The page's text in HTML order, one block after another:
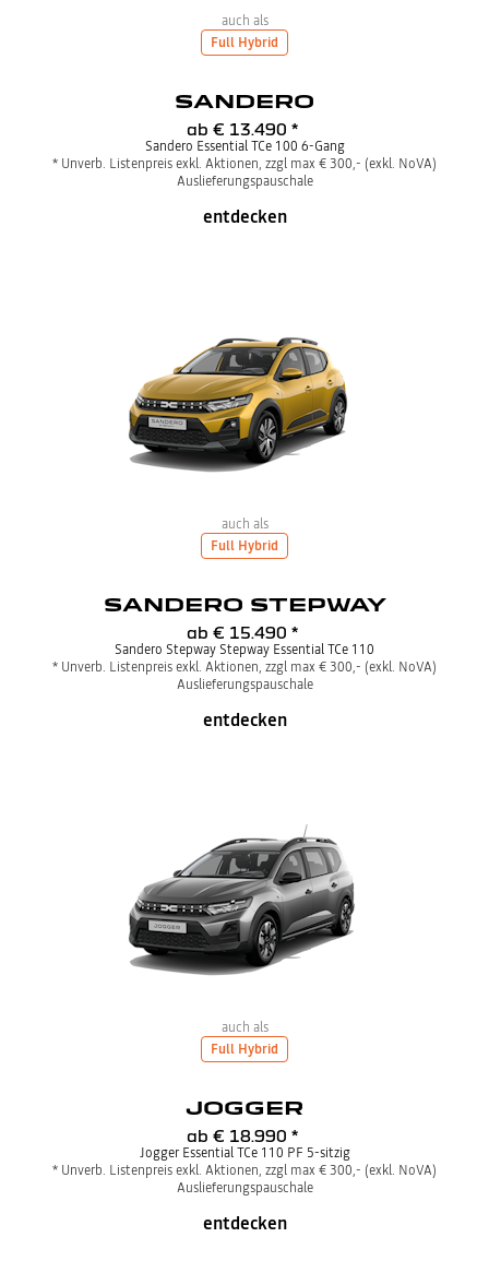
auch als
Full Hybrid
SANDERO
ab € 13.490 *
Sandero Essential TCe 100 6-Gang
* Unverb. Listenpreis exkl. Aktionen, zzgl max € 300,- (exkl. NoVA)
Auslieferungspauschale
entdecken
auch als
Full Hybrid
SANDERO STEPWAY
ab € 15.490 *
Sandero Stepway Stepway Essential TCe 110
* Unverb. Listenpreis exkl. Aktionen, zzgl max € 300,- (exkl. NoVA)
Auslieferungspauschale
entdecken
auch als
Full Hybrid
JOGGER
ab € 18.990 *
Jogger Essential TCe 110 PF 5-sitzig
* Unverb. Listenpreis exkl. Aktionen, zzgl max € 300,- (exkl. NoVA)
Auslieferungspauschale
entdecken